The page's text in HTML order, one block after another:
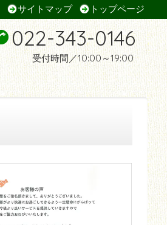
サイトマップ トップページ
022-343-0146
受付時間／10:00～19:00